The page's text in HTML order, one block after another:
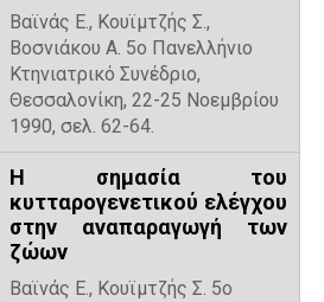
Βαϊνάς Ε., Κουϊμτζής Σ.,
Βοσνιάκου Α. 5ο Πανελλήνιο
Κτηνιατρικό Συνέδριο,
Θεσσαλονίκη, 22-25 Νοεμβρίου
1990, σελ. 62-64.
Η σημασία του
κυτταρογενετικού ελέγχου
στην αναπαραγωγή των
ζώων
Βαϊνάς Ε., Κουϊμτζής Σ. 5ο